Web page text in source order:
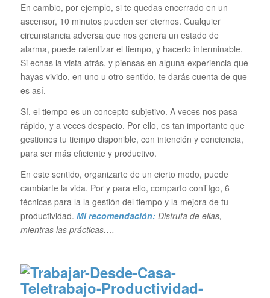
En cambio, por ejemplo, si te quedas encerrado en un
ascensor, 10 minutos pueden ser eternos. Cualquier
circunstancia adversa que nos genera un estado de
alarma, puede ralentizar el tiempo, y hacerlo interminable.
Si echas la vista atrás, y piensas en alguna experiencia que
hayas vivido, en uno u otro sentido, te darás cuenta de que
es así.
Sí, el tiempo es un concepto subjetivo. A veces nos pasa
rápido, y a veces despacio. Por ello, es tan importante que
gestiones tu tiempo disponible, con intención y conciencia,
para ser más eficiente y productivo.
En este sentido, organizarte de un cierto modo, puede
cambiarte la vida. Por y para ello, comparto conTIgo, 6
técnicas para la la gestión del tiempo y la mejora de tu
productividad. Mi recomendación:Disfruta de ellas,
mientras las prácticas….